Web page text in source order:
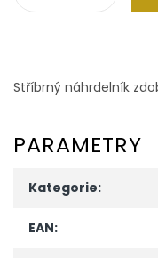
Stříbrný náhrdelník
PARAMETRY
Kategorie:
EAN: